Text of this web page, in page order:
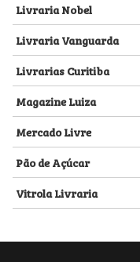
Livraria Nobel
Livraria Vanguarda
Livrarias Curitiba
Magazine Luiza
Mercado Livre
Pão de Açúcar
Vitrola Livraria